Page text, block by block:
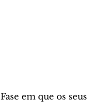
Fase em que os seus